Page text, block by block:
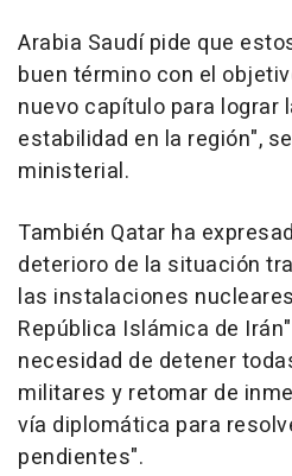
Arabia Saudí pide que
buen término con el
nuevo capítulo para lograr
estabilidad en la región",
ministerial.
También Qatar ha
deterioro de la situación
las instalaciones
República Islámica de
necesidad de detener
militares y retomar de
vía diplomática para
pendientes".